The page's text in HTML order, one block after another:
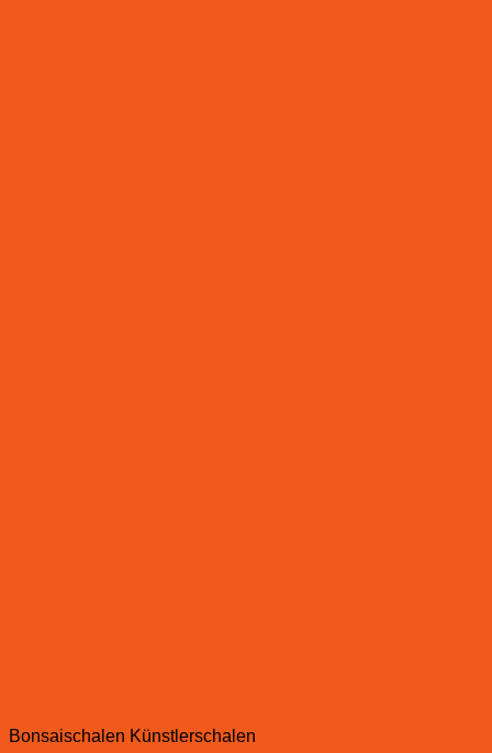
Bonsaischalen Künstlerschalen